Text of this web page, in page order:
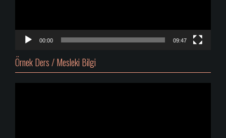
00:00 09:47
Örnek Ders / Mesleki Bilgi